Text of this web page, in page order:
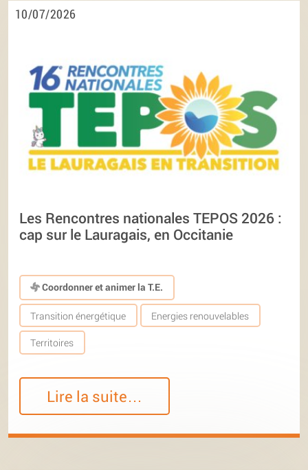
10/07/2026
Les Rencontres nationales TEPOS 2026 :
cap sur le Lauragais, en Occitanie
Coordonner et animer la T.E.
Transition énergétique Energies renouvelables
Territoires
Lire la suite…